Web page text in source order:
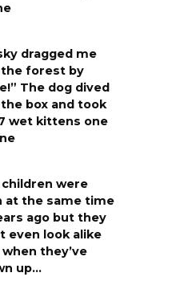
dragged me
forest by
The dog dived
box and took
wet kittens one
children were
at the same time
ago but they
even look alike
they’ve
up…